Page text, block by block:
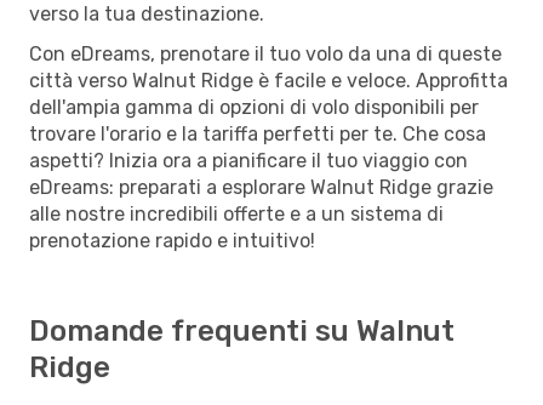
verso la tua destinazione.
Con eDreams, prenotare il tuo volo da una di queste
città verso Walnut Ridge è facile e veloce. Approfitta
dell'ampia gamma di opzioni di volo disponibili per
trovare l'orario e la tariffa perfetti per te. Che cosa
aspetti? Inizia ora a pianificare il tuo viaggio con
eDreams: preparati a esplorare Walnut Ridge grazie
alle nostre incredibili offerte e a un sistema di
prenotazione rapido e intuitivo!
Domande frequenti su Walnut
Ridge